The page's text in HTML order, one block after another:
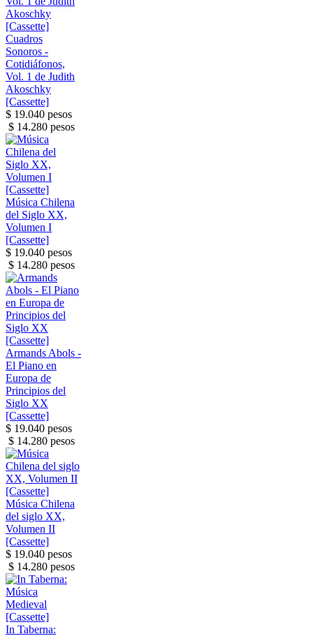
Cuadros
Sonoros -
Cotidiáfonos,
Vol. 1 de Judith
Akoschky
[Cassette]
$ 19.040 pesos
$ 14.280 pesos
Música Chilena
del Siglo XX,
Volumen I
[Cassette]
$ 19.040 pesos
$ 14.280 pesos
Armands Abols -
El Piano en
Europa de
Principios del
Siglo XX
[Cassette]
$ 19.040 pesos
$ 14.280 pesos
Música Chilena
del siglo XX,
Volumen II
[Cassette]
$ 19.040 pesos
$ 14.280 pesos
In Taberna: